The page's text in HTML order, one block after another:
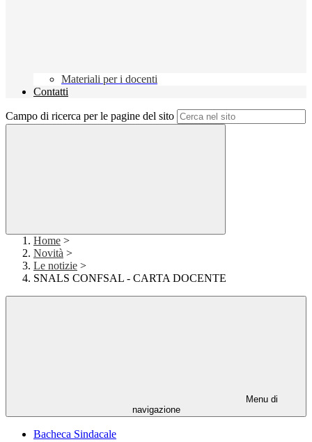
Materiali per i docenti
Contatti
Campo di ricerca per le pagine del sito
Home >
Novità >
Le notizie >
SNALS CONFSAL - CARTA DOCENTE
Menu di
navigazione
Bacheca Sindacale